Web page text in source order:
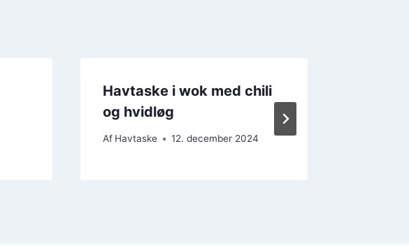
Havtaske i wok med chili
og hvidløg
Af Havtaske 12. december 2024